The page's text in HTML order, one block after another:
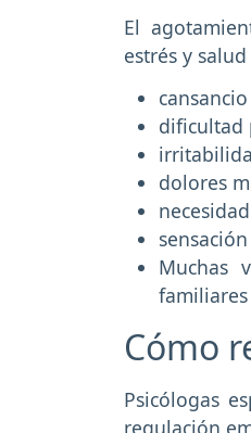
El
estrés y
dificultad
dolores
Muchas
Cómo
Psicólogas
regulación